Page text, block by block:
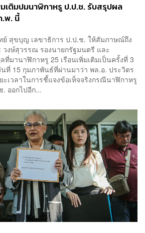
เติมปมนาฬิกาหรู ป.ป.ช. รับสรุปผล
.พ. นี้
ย์ สุขบุญ เลขาธิการ ป.ป.ช. ให้สัมภาษณ์ถึง
งษ์สุวรรณ รองนายกรัฐมนตรี และ
มานาฬิกาหรู 25 เรือนเพิ่มเติมเป็นครั้งที่ 3
ที่ 15 กุมภาพันธ์ที่ผ่านมาว่า พล.อ. ประวิตร
เวลาในการชี้แจงข้อเท็จจริงกรณีนาฬิกาหรู
ออกไปอีก...